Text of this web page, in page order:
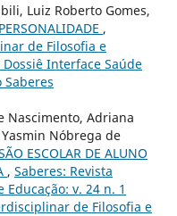
Luiz Roberto Gomes,
,
de Filosofia e
Dossiê Interface Saúde
Saberes
Nascimento, Adriana
Nóbrega de
ESCOLAR DE ALUNO
, Saberes: Revista
v. 24 n. 1
de Filosofia e